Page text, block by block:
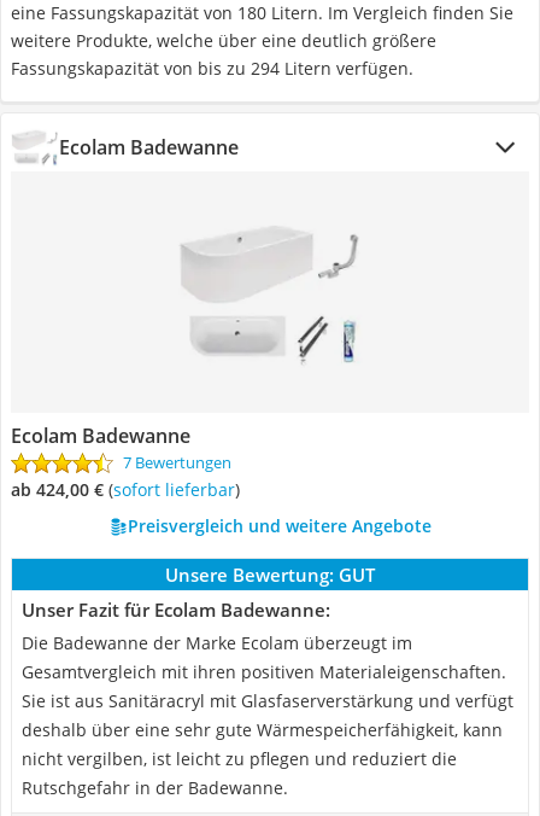
eine Fassungskapazität von 180 Litern. Im Vergleich finden Sie
weitere Produkte, welche über eine deutlich größere
Fassungskapazität von bis zu 294 Litern verfügen.
Ecolam Badewanne
Ecolam Badewanne
7 Bewertungen
ab 424,00 € ( Sofort lieferbar)
Preisvergleich und weitere Angebote
Unsere Bewertung: GUT
Unser Fazit für Ecolam Badewanne:
Die Badewanne der Marke Ecolam überzeugt im
Gesamtvergleich mit ihren positiven Materialeigenschaften.
Sie ist aus Sanitäracryl mit Glasfaserverstärkung und verfügt
deshalb über eine sehr gute Wärmespeicherfähigkeit, kann
nicht vergilben, ist leicht zu pflegen und reduziert die
Rutschgefahr in der Badewanne.